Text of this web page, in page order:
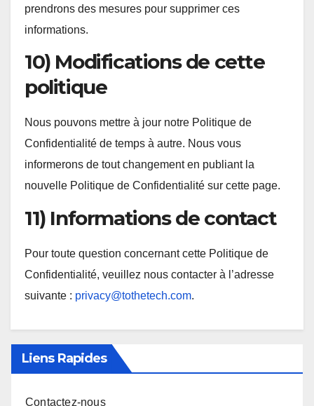
prendrons des mesures pour supprimer ces
informations.
10) Modifications de cette
politique
Nous pouvons mettre à jour notre Politique de
Confidentialité de temps à autre. Nous vous
informerons de tout changement en publiant la
nouvelle Politique de Confidentialité sur cette page.
11) Informations de contact
Pour toute question concernant cette Politique de
Confidentialité, veuillez nous contacter à l’adresse
suivante : privacy@tothetech.com.
Liens Rapides
Contactez-nous